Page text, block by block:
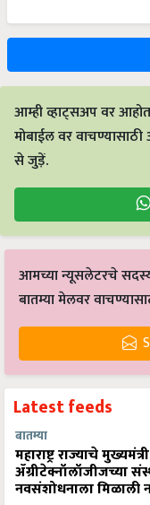
आम्ही व्हाट्सअप वर
मोबाईल वर
से जुड़ें.
आमच्या न्यूसलेटरचे
बातम्या मेलवर
Latest feeds
बातम्या
महाराष्ट्र राज्याचे
ॲग्रीटेक्नॉलॉजीजच्या
नवसंशोधनाला